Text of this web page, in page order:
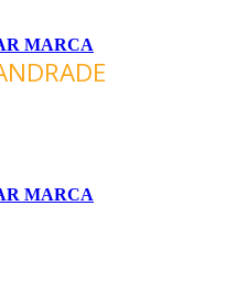
MARCA
MARCA